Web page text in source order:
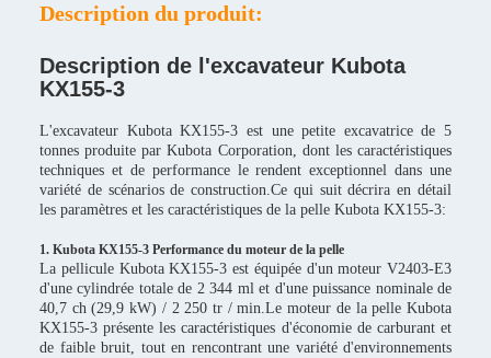
Description du produit:
Description de l'excavateur Kubota
KX155-3
L'excavateur Kubota KX155-3 est une petite excavatrice de 5
tonnes produite par Kubota Corporation, dont les caractéristiques
techniques et de performance le rendent exceptionnel dans une
variété de scénarios de construction.Ce qui suit décrira en détail
les paramètres et les caractéristiques de la pelle Kubota KX155-3:
1. Kubota KX155-3 Performance du moteur de la pelle
La pellicule Kubota KX155-3 est équipée d'un moteur V2403-E3
d'une cylindrée totale de 2 344 ml et d'une puissance nominale de
40,7 ch (29,9 kW) / 2 250 tr / min.Le moteur de la pelle Kubota
KX155-3 présente les caractéristiques d'économie de carburant et
de faible bruit, tout en rencontrant une variété d'environnements